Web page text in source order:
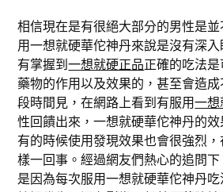
相信現在是有很絕大部分的男性是
用一想就硬華佗神丹來說是沒有深
有掌握到一想就硬正品正確的吃法
藥物的作用以及效果的，甚至會造
段時間見，在網路上看到有服用一
性回饋出來，一想就硬華佗神丹的
有的時候使用發現效果也會很強烈
樣一回事。經過網友們熱心的追問
是因為每次服用一想就硬華佗神丹